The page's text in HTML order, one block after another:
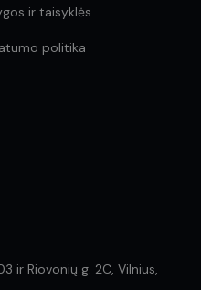
ir taisyklės
politika
ir Riovonių g. 2C, Vilnius,